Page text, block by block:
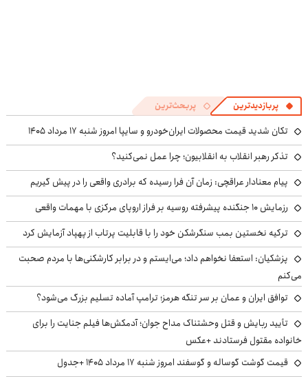
پربازدیدترین پربحث‌ترین
تکان شدید قیمت محصولات ایران‌خودرو و سایپا امروز شنبه ۱۷ مرداد ۱۴۰۵
تذکر رهبر انقلاب به انقلابیون؛ چرا عمل نمی‌کنید؟
پیام معنادار عراقچی: زمان آن فرا رسیده که برادری واقعی را در پیش گیریم
رزمایش ۱۰ جنگنده پیشرفته روسیه بر فراز اروپای مرکزی با مهمات واقعی
ترکیه نخستین بمب سنگرشکن خود را با قابلیت پرتاب از پهپاد آزمایش کرد
پزشکیان: استعفا نخواهم داد؛ می‌ایستم و در برابر کارشکنی‌ها با مردم صحبت
می‌کنم
توافق ایران و عمان بر سر تنگه هرمز؛ ترامپ آماده تسلیم بزرگ می‌شود؟
تأیید ربایش و قتل وحشتناک مداح جوان؛ آدمکش‌ها فیلم جنایت را برای
خانواده مقتول فرستادند +عکس
قیمت گوشت گوساله و گوسفند امروز شنبه ۱۷ مرداد ۱۴۰۵ +جدول